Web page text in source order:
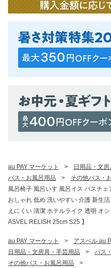
au PAY マーケット > 日用品・文
バス・お風呂用品
> その他バス・
風呂椅子 風呂いす 風呂イス バスチ
おしゃれ 低め 洗いやすい 介護 新生
えにくい 清潔 ホテルライク 透明 オ
ASVEL RELISH 25cm S25 】
au PAY マーケット > アスベル au
日用品・文房具・手芸用品
> バス
その他バス・お風呂用品
>